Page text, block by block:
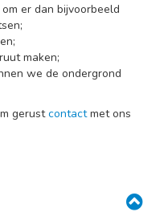
er dan bijvoorbeeld
maken;
we de ondergrond
gerustcontactmet ons